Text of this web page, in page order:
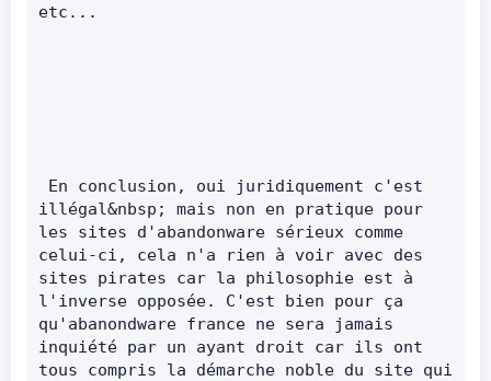
etc...
illégal&nbsp; mais non en pratique pour
les sites d'abandonware sérieux comme
celui-ci, cela n'a rien à voir avec des
sites pirates car la philosophie est à
l'inverse opposée. C'est bien pour ça
qu'abanondware france ne sera jamais
inquiété par un ayant droit car ils ont
tous compris la démarche noble du site qui